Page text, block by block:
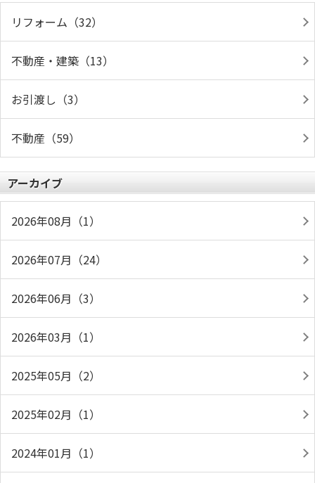
リフォーム（32）
不動産・建築（13）
お引渡し（3）
不動産（59）
アーカイブ
2026年08月（1）
2026年07月（24）
2026年06月（3）
2026年03月（1）
2025年05月（2）
2025年02月（1）
2024年01月（1）